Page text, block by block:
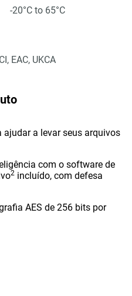
-20°C to 65°C
EAC, UKCA
ajudar a levar seus arquivos
com o software de
2 incluído, com defesa
AES de 256 bits por